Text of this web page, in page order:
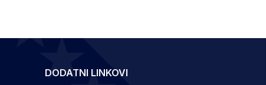
DODATNI LINKOVI